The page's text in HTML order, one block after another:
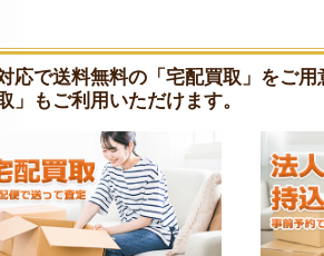
で送料無料の「宅配買取」をご用
もご利用いただけます。